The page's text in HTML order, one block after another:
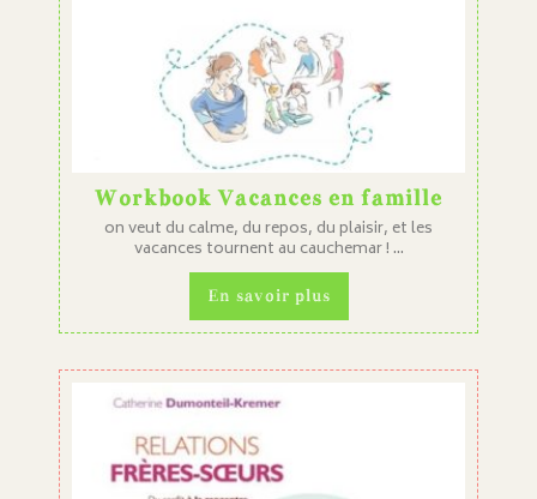
Workbook Vacances en famille
on veut du calme, du repos, du plaisir, et les
vacances tournent au cauchemar ! ...
En savoir plus